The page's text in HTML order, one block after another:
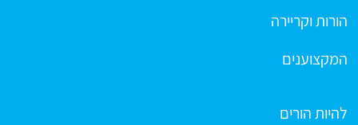
הורות וקריירה
המקצוענים
להיות הורים